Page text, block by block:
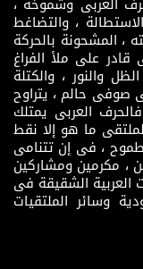
، والتضاغط
، المشحونة بالحركة
قادر على ملأ الفراغ
والنور ، والكتلة
صوفى حالم ، يتراوح
العربى يمتلك
ما هو إلا نقط
، فى إن تتنامى
، مكرمين ومشاركين
العربية الشقيقة فى
وسائر الملتقيات